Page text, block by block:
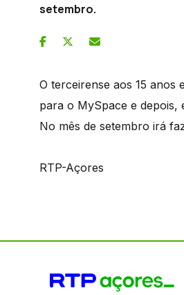
setembro.
O terceirense aos 15 anos
para o MySpace e
No mês de setembro irá
RTP-Açores